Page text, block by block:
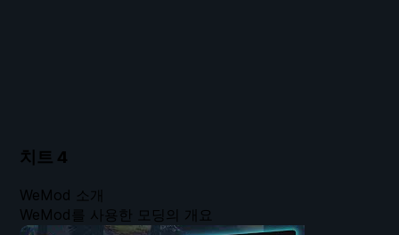
치트 4
WeMod 소개
WeMod를 사용한 모딩의 개요